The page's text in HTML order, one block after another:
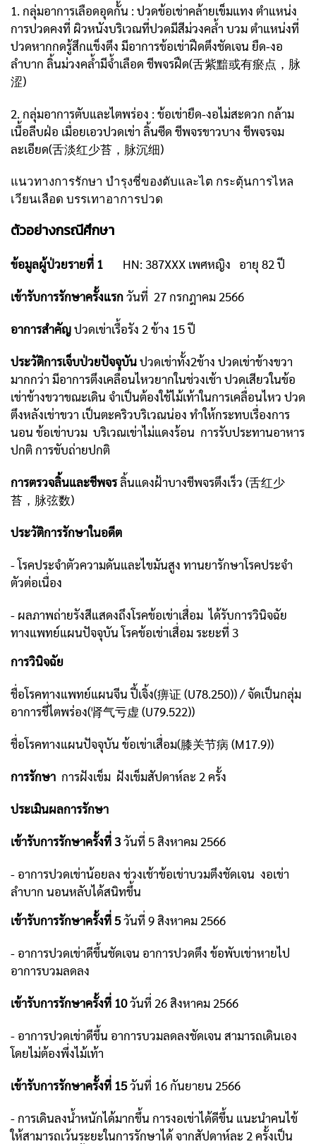
1. กลุ่มอาการเลือดอุดกั้น : ปวดข้อเข่าคล้ายเข็มแทง ตำแหน่ง
การปวดคงที่ ผิวหนังบริเวณที่ปวดมีสีม่วงคล้ำ บวม ตำแหน่งที่
ปวดหากกดรู้สึกแข็งตึง มีอาการข้อเข่าฝืดตึงชัดเจน ยืด-งอ
ลำบาก ลิ้นม่วงคล้ำมีจ้ำเลือด ชีพจรฝืด(舌紫黯或有瘀点，脉
涩)
2. กลุ่มอาการตับและไตพร่อง : ข้อเข่ายืด-งอไม่สะดวก กล้าม
เนื้อลีบฝ่อ เมื่อยเอวปวดเข่า ลิ้นซีด ชีพจรขาวบาง ชีพจรจม
ละเอียด(舌淡红少苔，脉沉细)
แนวทางการรักษา บำรุงชี่ของตับและไต กระตุ้นการไหล
เวียนเลือด บรรเทาอาการปวด
ตัวอย่างกรณีศึกษา
ข้อมูลผู้ป่วยรายที่ 1 HN: 387XXX เพศหญิง อายุ 82 ปี
เข้ารับการรักษาครั้งแรกวันที่ 27 กรกฎาคม 2566
อาการสำคัญปวดเข่าเรื้อรัง 2 ข้าง 15 ปี
ประวัติการเจ็บป่วยปัจจุบันปวดเข่าทั้ง2ข้าง ปวดเข่าข้างขวา
มากกว่า มีอาการตึงเคลื่อนไหวยากในช่วงเช้า ปวดเสียวในข้อ
เข่าข้างขวาขณะเดิน จำเป็นต้องใช้ไม้เท้าในการเคลื่อนไหว ปวด
ตึงหลังเข่าขวา เป็นตะคริวบริเวณน่อง ทำให้กระทบเรื่องการ
นอน ข้อเข่าบวม บริเวณเข่าไม่แดงร้อน การรับประทานอาหาร
ปกติ การขับถ่ายปกติ
การตรวจลิ้นและชีพจรลิ้นแดงฝ้าบางชีพจรตึงเร็ว (舌红少
苔，脉弦数)
ประวัติการรักษาในอดีต
- โรคประจำตัวความดันและไขมันสูง ทานยารักษาโรคประจำ
ตัวต่อเนื่อง
- ผลภาพถ่ายรังสีแสดงถึงโรคข้อเข่าเสื่อม ได้รับการวินิจฉัย
ทางแพทย์แผนปัจจุบัน โรคข้อเข่าเสื่อม ระยะที่ 3
การวินิจฉัย
ชื่อโรคทางแพทย์แผนจีน ปี้เจิ้ง(痹证 (U78.250)) / จัดเป็นกลุ่ม
อาการชี่ไตพร่อง(肾气亏虚 (U79.522))
ชื่อโรคทางแผนปัจจุบัน ข้อเข่าเสื่อม(膝关节病 (M17.9))
การรักษา การฝังเข็ม ฝังเข็มสัปดาห์ละ 2 ครั้ง
ประเมินผลการรักษา
เข้ารับการรักษาครั้งที่ 3วันที่ 5 สิงหาคม 2566
- อาการปวดเข่าน้อยลง ช่วงเช้าข้อเข่าบวมตึงชัดเจน งอเข่า
ลำบาก นอนหลับได้สนิทขึ้น
เข้ารับการรักษาครั้งที่ 5วันที่ 9 สิงหาคม 2566
- อาการปวดเข่าดีขึ้นชัดเจน อาการปวดตึง ข้อพับเข่าหายไป
อาการบวมลดลง
เข้ารับการรักษาครั้งที่ 10วันที่ 26 สิงหาคม 2566
- อาการปวดเข่าดีขึ้น อาการบวมลดลงชัดเจน สามารถเดินเอง
โดยไม่ต้องพึ่งไม้เท้า
เข้ารับการรักษาครั้งที่ 15วันที่ 16 กันยายน 2566
- การเดินลงน้ำหนักได้มากขึ้น การงอเข่าได้ดีขึ้น แนะนำคนไข้
ให้สามารถเว้นระยะในการรักษาได้จากสัปดาห์ละ 2 ครั้งเป็น